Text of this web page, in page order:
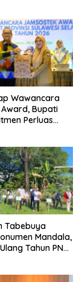
Wawancara
Bupati
Perluas
Tabebuya
Mandala,
Tahun PNM